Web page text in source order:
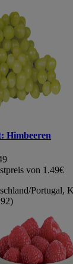
Himbeeren
von 1.49€
Portugal,